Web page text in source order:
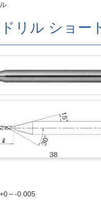
ドリル ショ
～-0.005